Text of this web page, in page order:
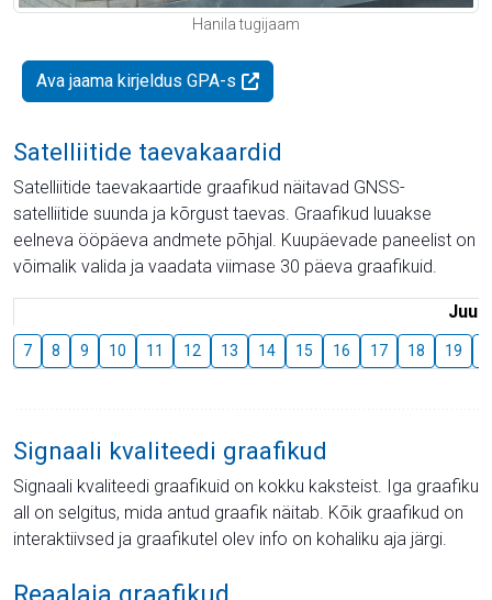
Hanila tugijaam
Ava jaama kirjeldus GPA-s
Satelliitide taevakaardid
Satelliitide taevakaartide graafikud näitavad GNSS-
satelliitide suunda ja kõrgust taevas. Graafikud luuakse
eelneva ööpäeva andmete põhjal. Kuupäevade paneelist on
võimalik valida ja vaadata viimase 30 päeva graafikuid.
Juuli
7 8 9 10 11 12 13 14 15 16 17 18 19
Signaali kvaliteedi graafikud
Signaali kvaliteedi graafikuid on kokku kaksteist. Iga graafiku
all on selgitus, mida antud graafik näitab. Kõik graafikud on
interaktiivsed ja graafikutel olev info on kohaliku aja järgi.